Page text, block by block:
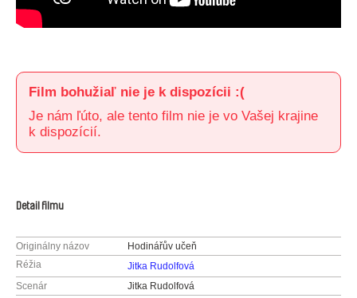
Film bohužiaľ nie je k dispozícii :(
Je nám ľúto, ale tento film nie je vo Vašej krajine
k dispozícií.
Detail filmu
Originálny názov
Hodinářův učeň
Réžia
Jitka Rudolfová
Scenár
Jitka Rudolfová